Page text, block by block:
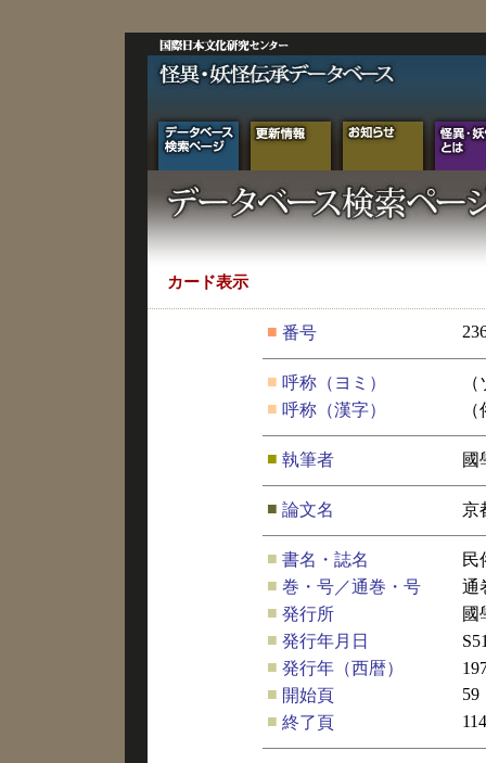
カード表示
■ 番号
■ 呼称（ヨミ）
■ 呼称（漢字）
■ 執筆者 國
■ 論文名 京
■ 書名・誌名
民
■ 巻・号／通巻・号
通
■ 発行所
國
■ 発行年月日
■ 発行年（西暦）
■ 開始頁
59
■ 終了頁 114